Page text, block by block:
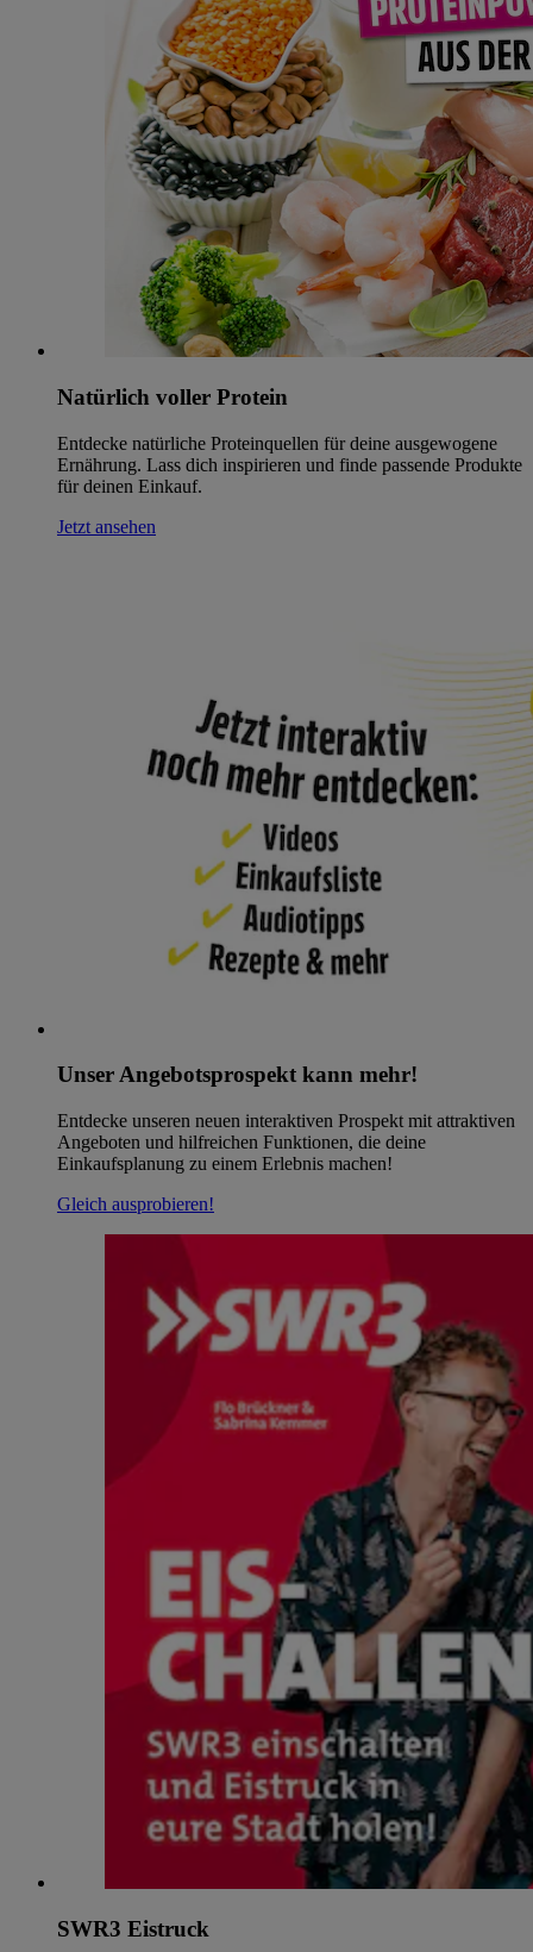
Natürlich voller Protein
Entdecke natürliche Proteinquellen für deine ausgewogene
Ernährung. Lass dich inspirieren und finde passende Produkte
für deinen Einkauf.
Jetzt ansehen
Unser Angebotsprospekt kann mehr!
Entdecke unseren neuen interaktiven Prospekt mit attraktiven
Angeboten und hilfreichen Funktionen, die deine
Einkaufsplanung zu einem Erlebnis machen!
Gleich ausprobieren!
SWR3 Eistruck